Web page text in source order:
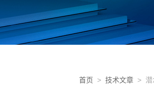
首页 > 技术文章 > 潜